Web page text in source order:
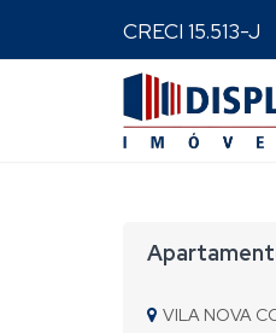
CRECI 15.513-J
VILA NOVA